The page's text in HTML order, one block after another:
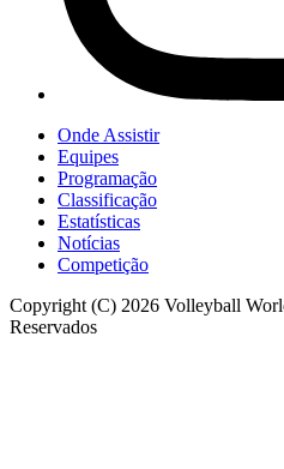
Onde Assistir
Equipes
Programação
Classificação
Estatísticas
Notícias
Competição
Copyright (C) 2026 Volleyball
Reservados